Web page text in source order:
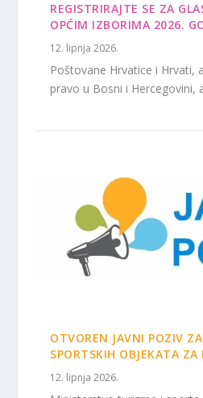
REGISTRIRAJTE SE ZA
OPĆIM IZBORIMA 2026.
12. lipnja 2026.
Poštovane Hrvatice i Hrvati,
pravo u Bosni i Hercegovini,
OTVOREN JAVNI POZIV
SPORTSKIH OBJEKATA
12. lipnja 2026.